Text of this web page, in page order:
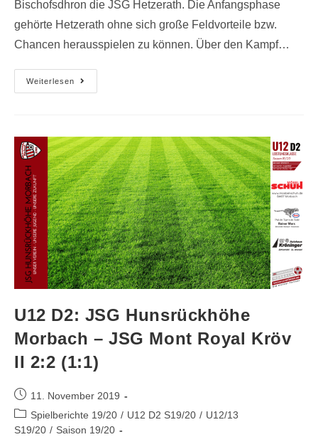
Bischofsdhron die JSG Hetzerath. Die Anfangsphase
gehörte Hetzerath ohne sich große Feldvorteile bzw.
Chancen herausspielen zu können. Über den Kampf…
Weiterlesen
U12 D2: JSG Hunsrückhöhe
Morbach – JSG Mont Royal Kröv
II 2:2 (1:1)
11. November 2019
Spielberichte 19/20 / U12 D2 S19/20 / U12/13
S19/20 / Saison 19/20